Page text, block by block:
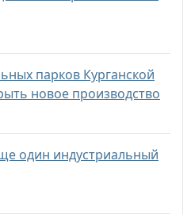
парков Курганской
новое производство
один индустриальный